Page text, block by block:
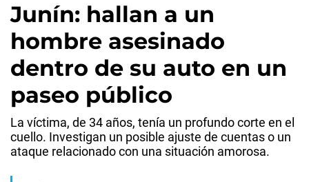
Junín: hallan a un
hombre asesinado
dentro de su auto en un
paseo público
La víctima, de 34 años, tenía un profundo corte en el
cuello. Investigan un posible ajuste de cuentas o un
ataque relacionado con una situación amorosa.